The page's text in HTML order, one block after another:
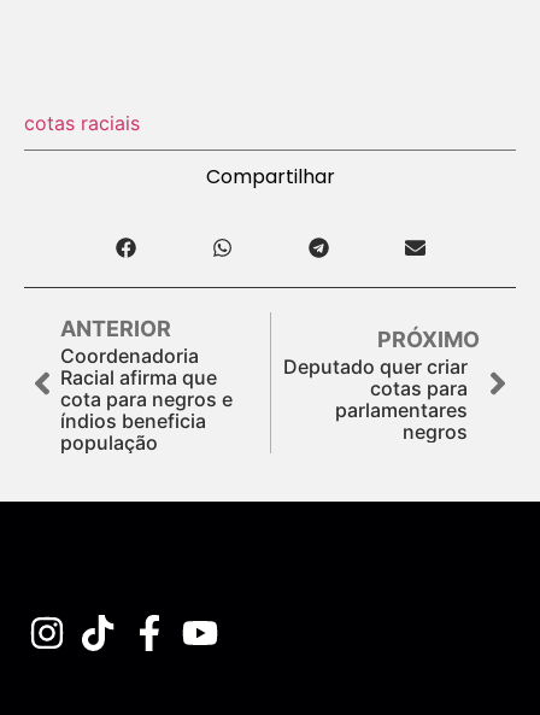
cotas raciais
Compartilhar
ANTERIOR
Coordenadoria
Racial afirma que
cota para negros e
índios beneficia
população
PRÓXIMO
Deputado quer criar
cotas para
parlamentares
negros